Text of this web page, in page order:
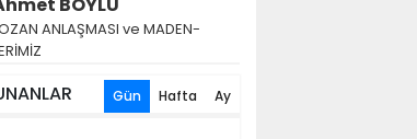
AN­LAŞ­MA­SI ve MA­DEN­
Gün Hafta Ay